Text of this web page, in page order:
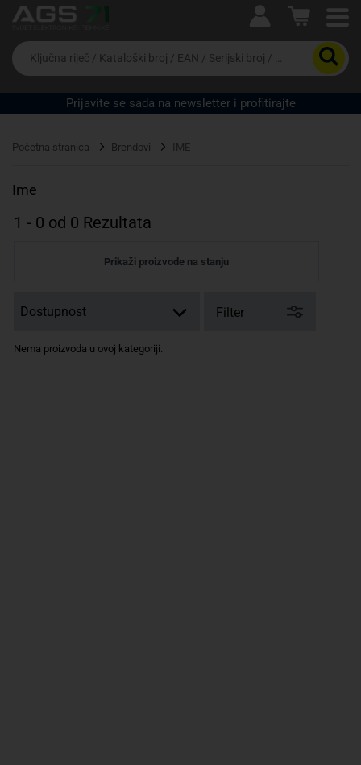
Ova postavka prilagođava asortiman proizvoda i
cijene vašim potrebama.
Da
biste
potražili
proizvod,
unesite
riječ,
EAN
serijski
Prijavite se sada na newsletter i profitirajte
Početna stranica Brendovi IME
Ime
1 - 0 od 0 Rezultata
Prikaži proizvode na stanju
Filter
Nema proizvoda u ovoj kategoriji.